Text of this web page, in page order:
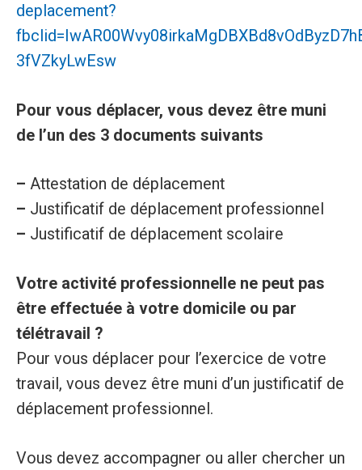
deplacement?
3fVZkyLwEsw
Pour vous déplacer, vous devez être muni
de l’un des 3 documents suivants
– Attestation de déplacement
– Justificatif de déplacement professionnel
– Justificatif de déplacement scolaire
Votre activité professionnelle ne peut pas
être effectuée à votre domicile ou par
télétravail ?
Pour vous déplacer pour l’exercice de votre
travail, vous devez être muni d’un justificatif de
déplacement professionnel.
Vous devez accompagner ou aller chercher un